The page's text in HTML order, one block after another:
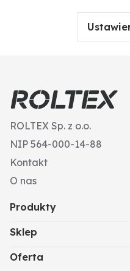
liczba uruchomień: ok.
schemat połączeń: R, 0,
Wtyczka: 6
Stopnie regulacji: R-0-1-2
ROLTEX Sp. z o.o.
NIP 564-000-14-88
Kontakt
O nas
Produkty
Sklep
Oferta